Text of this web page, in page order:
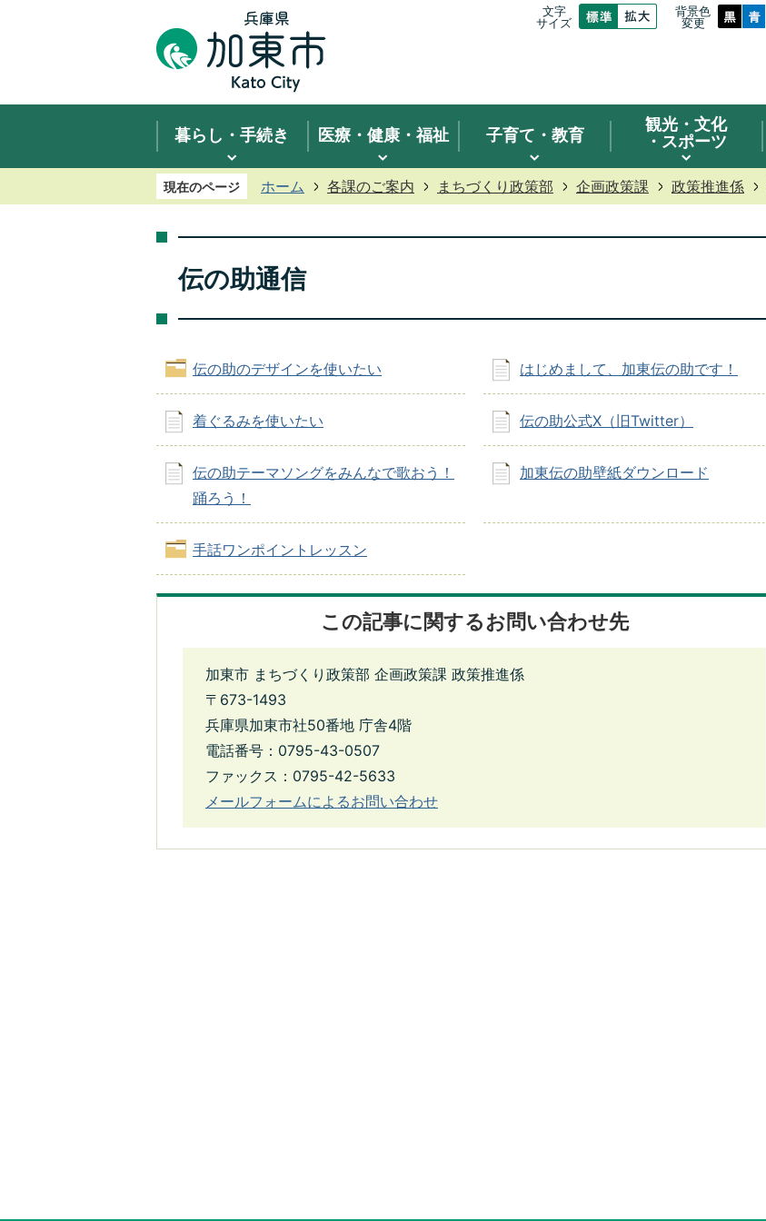
文字
サイズ
背景色
変更
暮らし・手続き 医療・健康・福祉 子育て・教育
観光 ・文化
・スポーツ
現在のページ ホーム 各課のご案内 まちづくり政策部 企画政策課 政策推進係
伝の助通信
伝の助のデザインを使いたい はじめまして、加東伝の助です！
着ぐるみを使いたい 伝の助公式X（旧Twitter）
伝の助テーマソングをみんなで歌おう！
踊ろう！
加東伝の助壁紙ダウンロード
手話ワンポイントレッスン
この記事に関するお問い合わせ先
加東市 まちづくり政策部 企画政策課 政策推進係
〒673-1493
兵庫県加東市社50番地 庁舎4階
電話番号：0795-43-0507
ファックス：0795-42-5633
メールフォームによるお問い合わせ